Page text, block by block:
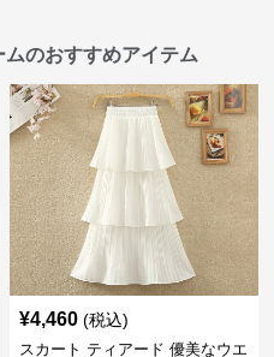
のおすすめアイテム
¥4,460 (税込)
スカート ティアード 優美なウエ